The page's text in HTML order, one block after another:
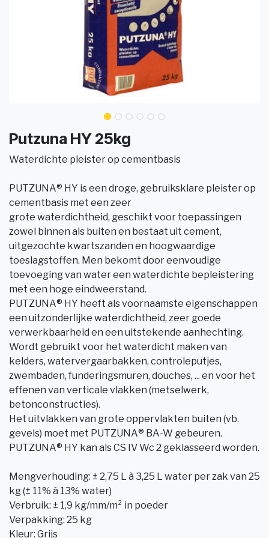
Putzuna HY 25kg
Waterdichte pleister op cementbasis
PUTZUNA® HY is een droge, gebruiksklare pleister op
cementbasis met een zeer
grote waterdichtheid, geschikt voor toepassingen
zowel binnen als buiten en bestaat uit cement,
uitgezochte kwartszanden en hoogwaardige
toeslagstoffen. Men bekomt door eenvoudige
toevoeging van water een waterdichte bepleistering
met een hoge eindweerstand.
PUTZUNA® HY heeft als voornaamste eigenschappen
een uitzonderlijke waterdichtheid, zeer goede
verwerkbaarheid en een uitstekende aanhechting.
Wordt gebruikt voor het waterdicht maken van
kelders, watervergaarbakken, controleputjes,
zwembaden, funderingsmuren, douches, ... en voor het
effenen van verticale vlakken (metselwerk,
betonconstructies).
Het uitvlakken van grote oppervlakten buiten (vb.
gevels) moet met PUTZUNA® BA-W gebeuren.
PUTZUNA® HY kan als CS IV Wc 2 geklasseerd worden.
Mengverhouding: ± 2,75 L à 3,25 L water per zak van 25
kg (± 11% à 13% water)
Verbruik: ± 1,9 kg/mm/m² in poeder
Verpakking: 25 kg
Kleur: Grijs